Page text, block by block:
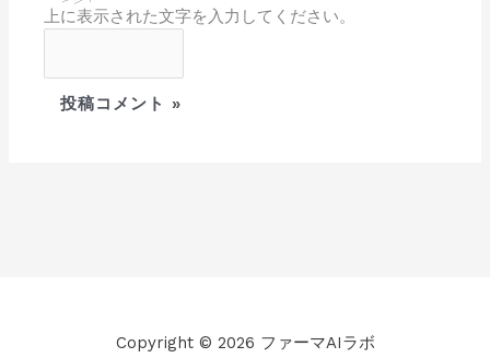
上に表示された文字を入力してください。
Copyright © 2026 ファーマAIラボ